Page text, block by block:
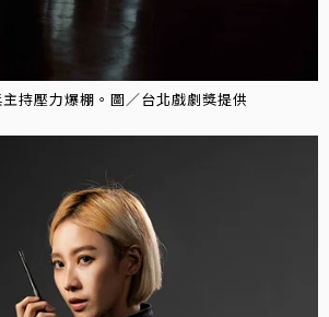
持壓力爆棚。圖／台北戲劇獎提供